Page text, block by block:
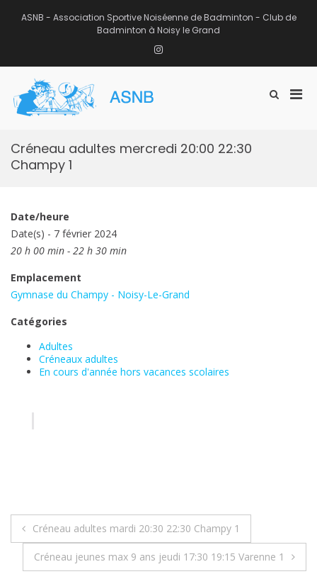
ASNB - Association Sportive Noiséenne de Badminton - Club de
Badminton à Noisy le Grand
Instagram
Afficher
Créneau adultes mercredi 20:00 22:30
Champy 1
Date/heure
Date(s) - 7 février 2024
20 h 00 min - 22 h 30 min
Emplacement
Gymnase du Champy - Noisy-Le-Grand
Catégories
Adultes
Créneaux adultes
En cours d'année hors vacances scolaires
Navigation
de
Créneau adultes mardi 20:30 22:30 Champy 1
Créneau jeunes max 9 ans jeudi 17:30 19:15 Varenne 1